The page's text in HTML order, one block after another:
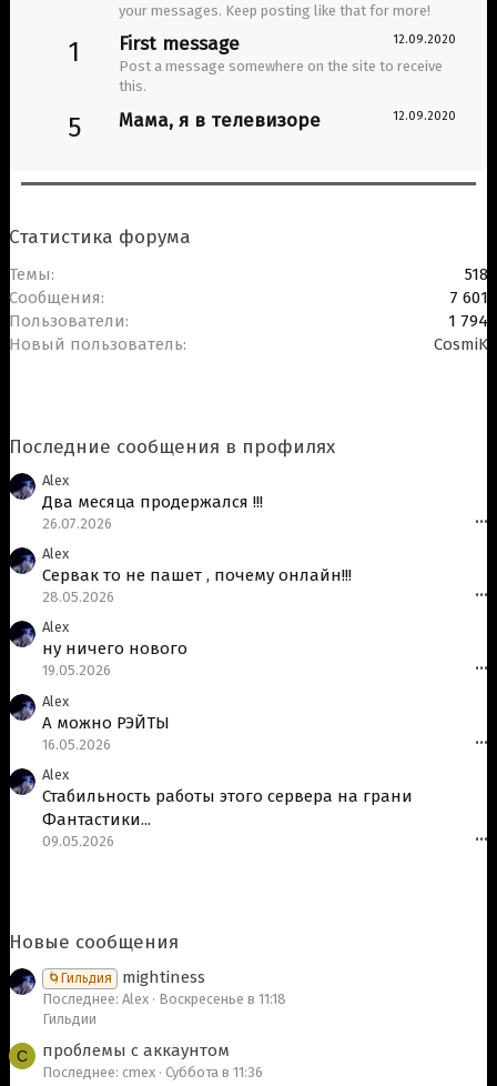
your messages. Keep posting like that for more!
1 12.09.2020
First message
Post a message somewhere on the site to receive
this.
5 12.09.2020
Мама, я в телевизоре
Статистика форума
Темы
518
Сообщения
7 601
Пользователи
1 794
Новый пользователь
CosmiK
Последние сообщения в профилях
Alex
Два месяца продержался !!!
26.07.2026 •••
Alex
Сервак то не пашет , почему онлайн!!!
28.05.2026 •••
Alex
ну ничего нового
19.05.2026 •••
Alex
А можно РЭЙТЫ
16.05.2026 •••
Alex
Стабильность работы этого сервера на грани
Фантастики...
09.05.2026 •••
Новые сообщения
🌀Гильдия mightiness
Последнее: Alex
Воскресенье в 11:18
Гильдии
C проблемы с аккаунтом
Последнее: cmex
Суббота в 11:36